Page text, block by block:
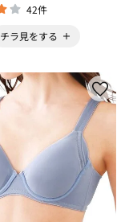
42件
チラ見をする